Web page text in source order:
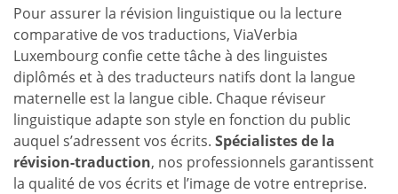
Pour assurer la révision linguistique ou la lecture
comparative de vos traductions, ViaVerbia
Luxembourg confie cette tâche à des linguistes
diplômés et à des traducteurs natifs dont la langue
maternelle est la langue cible. Chaque réviseur
linguistique adapte son style en fonction du public
auquel s’adressent vos écrits. Spécialistes de la
révision-traduction, nos professionnels garantissent
la qualité de vos écrits et l’image de votre entreprise.